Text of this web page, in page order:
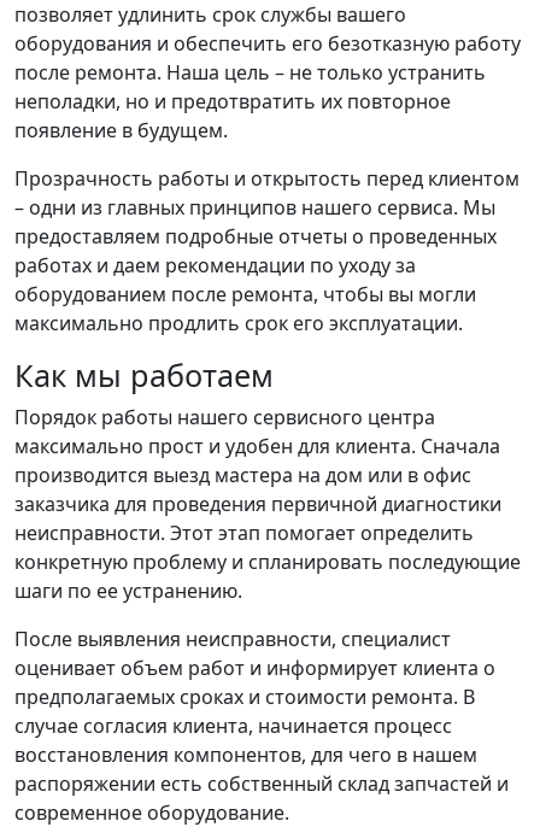
позволяет удлинить срок службы вашего
оборудования и обеспечить его безотказную работу
после ремонта. Наша цель – не только устранить
неполадки, но и предотвратить их повторное
появление в будущем.
Прозрачность работы и открытость перед клиентом
– одни из главных принципов нашего сервиса. Мы
предоставляем подробные отчеты о проведенных
работах и даем рекомендации по уходу за
оборудованием после ремонта, чтобы вы могли
максимально продлить срок его эксплуатации.
Как мы работаем
Порядок работы нашего сервисного центра
максимально прост и удобен для клиента. Сначала
производится выезд мастера на дом или в офис
заказчика для проведения первичной диагностики
неисправности. Этот этап помогает определить
конкретную проблему и спланировать последующие
шаги по ее устранению.
После выявления неисправности, специалист
оценивает объем работ и информирует клиента о
предполагаемых сроках и стоимости ремонта. В
случае согласия клиента, начинается процесс
восстановления компонентов, для чего в нашем
распоряжении есть собственный склад запчастей и
современное оборудование.